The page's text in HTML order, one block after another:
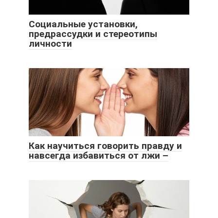
Социальные установки,
предрассудки и стереотипы
личности
Как научиться говорить правду и
навсегда избавиться от лжи –